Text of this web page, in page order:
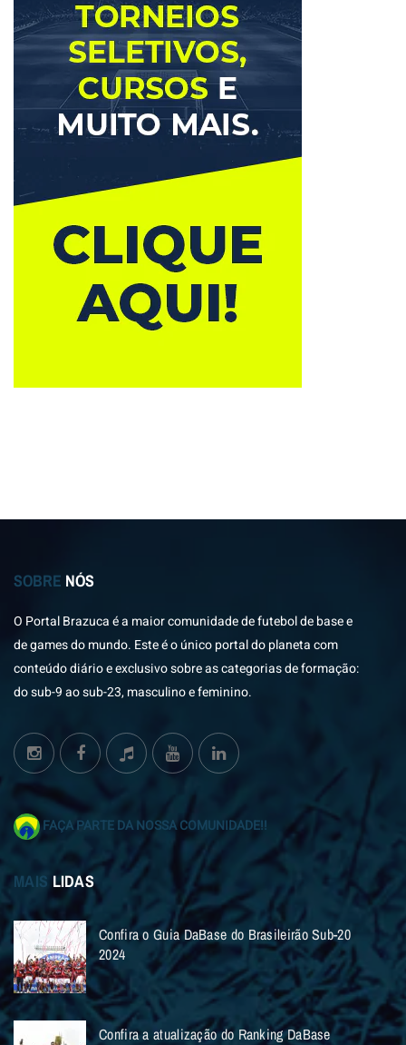
SOBRE NÓS
O Portal Brazuca é a maior comunidade de futebol de base e
de games do mundo. Este é o único portal do planeta com
conteúdo diário e exclusivo sobre as categorias de formação:
do sub-9 ao sub-23, masculino e feminino.
FAÇA PARTE DA NOSSA COMUNIDADE!!
MAIS LIDAS
Confira o Guia DaBase do Brasileirão Sub-20
2024
Confira a atualização do Ranking DaBase